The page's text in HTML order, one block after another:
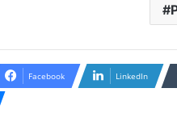
Facebook LinkedIn